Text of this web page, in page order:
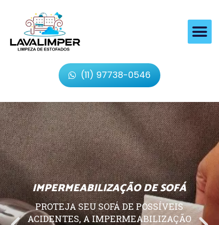
(11) 97738-0546
IMPERMEABILIZAÇÃO DE SOFÁ
PROTEJA SEU SOFÁ DE POSSÍVEIS
ACIDENTES, A IMPERMEABILIZAÇÃO